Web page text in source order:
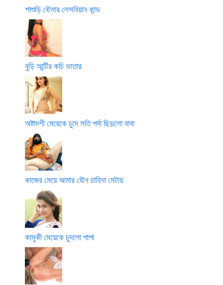
শাশুড়ি বৌমার লেসবিয়ান কান্ড
বুড়ি আন্টির কচি ভাতার
অষ্টাদশী মেয়েকে চুদে সতি পর্দা ছিড়লো বাবা
কাজের মেয়ে আমার যৌন চাহিদা মেটায়
কামুকী মেয়েকে চুদলো পাপা